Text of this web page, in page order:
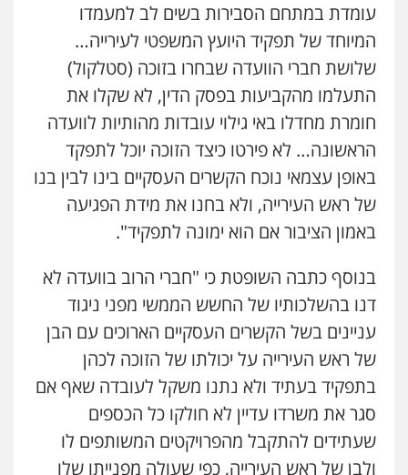
עומדת במתחם הסבירות בשים לב למעמדו
המיוחד של תפקיד היועץ המשפטי לעירייה…
שלושת חברי הוועדה שבחרו בזוכה (סטלקול)
התעלמו מהקביעות בפסק הדין, לא שקלו את
חומרת מחדלו באי גילוי עובדות מהותיות לוועדה
הראשונה… לא פירטו כיצד הזוכה יוכל לתפקד
באופן עצמאי נוכח הקשרים העסקיים בינו לבין בנו
של ראש העירייה, ולא בחנו את מידת הפגיעה
באמון הציבור אם הוא ימונה לתפקיד".
בנוסף כתבה השופטת כי "חברי הרוב בוועדה לא
דנו בהשלכותיו של החשש הממשי מפני ניגוד
עניינים בשל הקשרים העסקיים הארוכים עם הבן
של ראש העירייה על יכולתו של הזוכה לכהן
בתפקיד בעתיד ולא נתנו משקל לעובדה שאף אם
סגר את משרדו עדיין לא חולקו כל הכספים
שעתידים להתקבל מהפרויקטים המשותפים לו
ולבן של ראש העירייה, כפי שעולה מפנייתו שלו
עו"ד יניב זוסמן
פלילי
וחקירות
0525199949
עו"ד אורי רינצקי
0506216813
שחר לדובסקי, עו"ד
דין לענייני אסירים
0507913332
עו"ד מירב נוסבוים
פלילי מעצרים וחקירות נוער עורכי דין
לענייני אסירים
0522331443
עו"ד נעם שביט
פלילי פשיעה חמורה מיסים הלבנת הון